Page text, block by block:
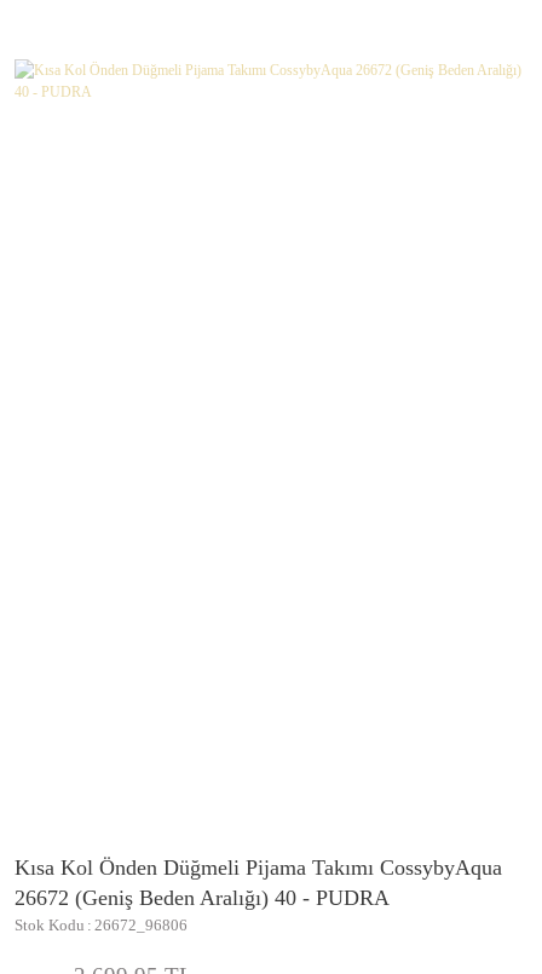
Kısa Kol Önden Düğmeli Pijama Takımı CossybyAqua
26672 (Geniş Beden Aralığı) 40 - PUDRA
Stok Kodu 26672_96806